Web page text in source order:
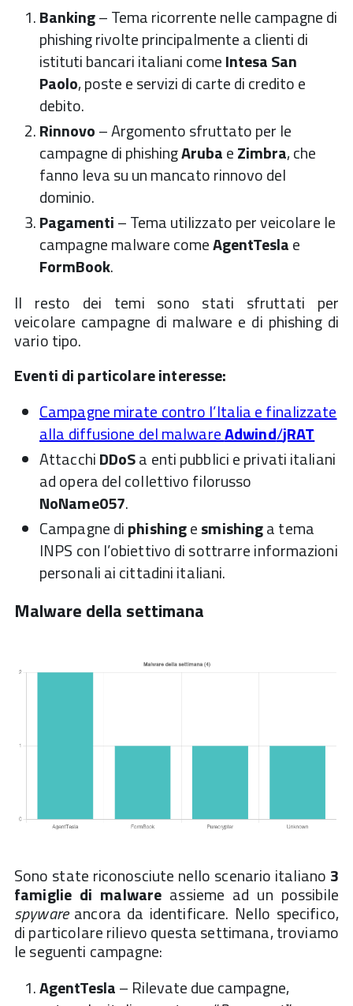
Banking– Tema ricorrente nelle campagne di
phishing rivolte principalmente a clienti di
istituti bancari italiani comeIntesa San
Paolo, poste e servizi di carte di credito e
debito.
Rinnovo– Argomento sfruttato per le
campagne di phishingArubaeZimbra, che
fanno leva su un mancato rinnovo del
dominio.
Pagamenti– Tema utilizzato per veicolare le
campagne malware comeAgentTeslae
FormBook.
Il resto dei temi sono stati sfruttati per
veicolare campagne di malware e di phishing di
vario tipo.
Eventi di particolare interesse:
Campagne mirate contro l’Italia e finalizzate
alla diffusione del malwareAdwind/jRAT
AttacchiDDoSa enti pubblici e privati italiani
ad opera del collettivo filorusso
NoName057.
Campagne diphishingesmishinga tema
INPS con l’obiettivo di sottrarre informazioni
personali ai cittadini italiani.
Malware della settimana
Sono state riconosciute nello scenario italiano 3
famiglie di malware assieme ad un possibile
spywareancora da identificare. Nello specifico,
di particolare rilievo questa settimana, troviamo
le seguenti campagne:
AgentTesla– Rilevate due campagne,